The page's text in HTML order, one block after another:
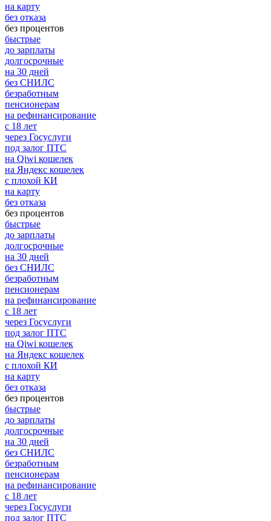
на карту
без отказа
без процентов
быстрые
до зарплаты
долгосрочные
на 30 дней
без СНИЛС
безработным
пенсионерам
на рефинансирование
с 18 лет
через Госуслуги
под залог ПТС
на Qiwi кошелек
на Яндекс кошелек
с плохой КИ
на карту
без отказа
без процентов
быстрые
до зарплаты
долгосрочные
на 30 дней
без СНИЛС
безработным
пенсионерам
на рефинансирование
с 18 лет
через Госуслуги
под залог ПТС
на Qiwi кошелек
на Яндекс кошелек
с плохой КИ
на карту
без отказа
без процентов
быстрые
до зарплаты
долгосрочные
на 30 дней
без СНИЛС
безработным
пенсионерам
на рефинансирование
с 18 лет
через Госуслуги
под залог ПТС